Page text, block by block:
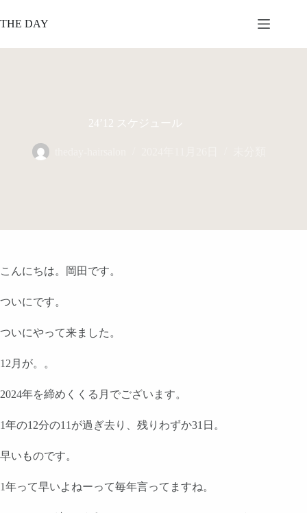
ン
ン
THE DAY
24’12 スケジュール
こんにちは。岡田です。
ついにです。
ついにやって来ました。
12月が。。
2024年を締めくくる月でございます。
1年の12分の11が過ぎ去り、残りわずか31日。
早いものです。
1年って早いよねーって毎年言ってますね。